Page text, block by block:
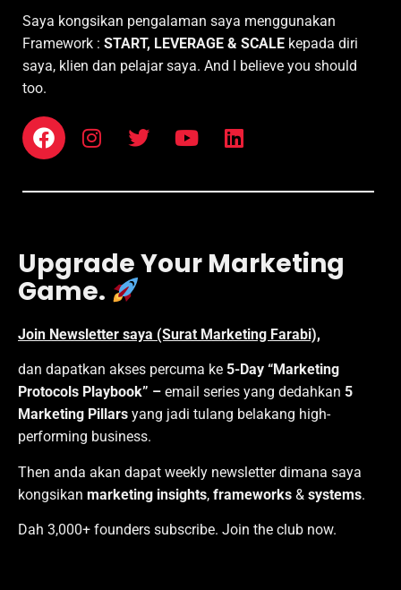
Saya kongsikan pengalaman saya menggunakan
Framework : START, LEVERAGE & SCALE kepada diri
saya, klien dan pelajar saya. And I believe you should
too.
Upgrade Your Marketing
Game.
Join Newsletter saya (Surat Marketing Farabi),
dan dapatkan akses percuma ke 5-Day “Marketing
Protocols Playbook” – email series yang dedahkan 5
Marketing Pillars yang jadi tulang belakang high-
performing business.
Then anda akan dapat weekly newsletter dimana saya
kongsikan marketing insights, frameworks & systems.
Dah 3,000+ founders subscribe. Join the club now.